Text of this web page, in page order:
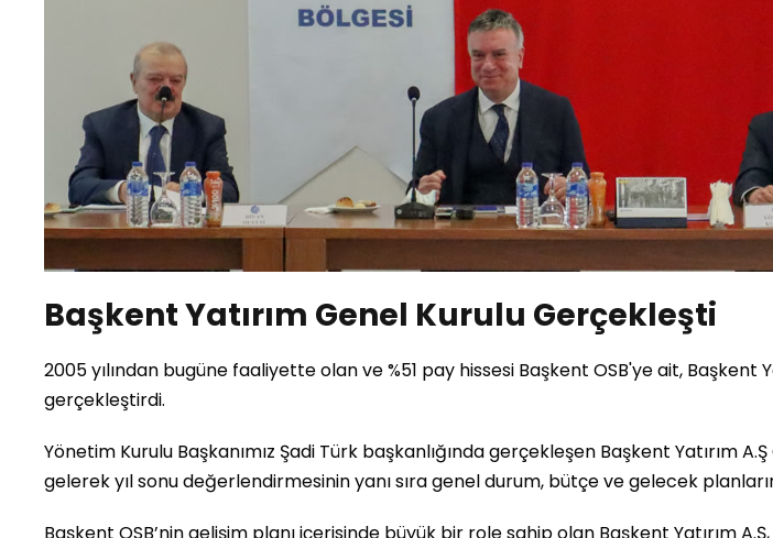
Başkent Yatırım Genel Kurulu Gerçekleşti
2005 yılından bugüne faaliyette olan ve %51 pay hissesi Başkent OSB'ye ait, Başkent
gerçekleştirdi.
Yönetim Kurulu Başkanımız Şadi Türk başkanlığında gerçekleşen Başkent Yatırım
gelerek yıl sonu değerlendirmesinin yanı sıra genel durum, bütçe ve gelecek
Başkent OSB’nin gelişim planı içerisinde büyük bir role sahip olan Başkent Yatırım